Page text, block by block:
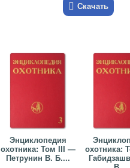
Скачать
Энциклопедия
охотника: Том III —
Петрунин В. Б....
охотника: